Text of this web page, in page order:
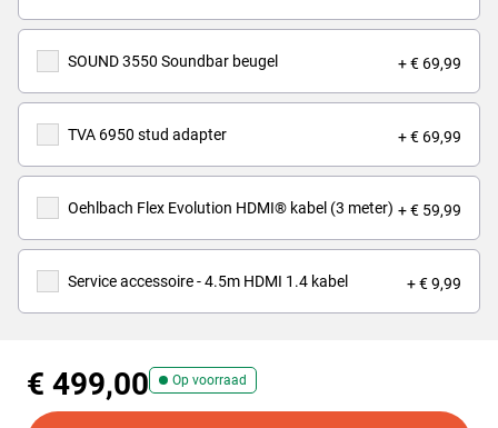
SOUND 3550 Soundbar beugel + € 69,99
TVA 6950 stud adapter + € 69,99
Oehlbach Flex Evolution HDMI® kabel (3 meter) + € 59,99
Service accessoire - 4.5m HDMI 1.4 kabel + € 9,99
Op voorraad
€ 499,00